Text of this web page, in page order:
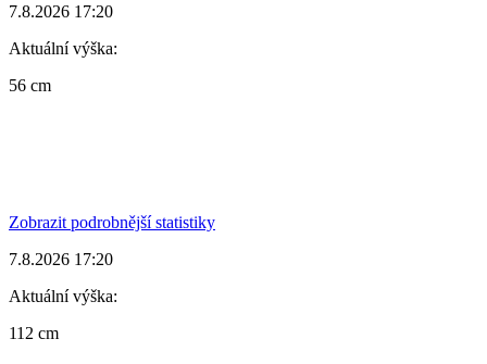
7.8.2026 17:20
Aktuální výška:
56 cm
Zobrazit podrobnější statistiky
7.8.2026 17:20
Aktuální výška:
112 cm